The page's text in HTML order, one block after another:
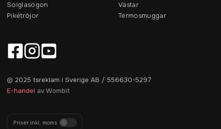
Solglasögon
Pikétröjor
Västar
Termosmuggar
© 2025 tsreklam i Sverige AB / 556630-5297
E-handel av Wombit
Priser inkl. moms